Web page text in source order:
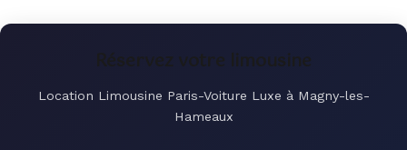
Réservez votre limousine
Location Limousine Paris-Voiture Luxe à Magny-les-
Hameaux